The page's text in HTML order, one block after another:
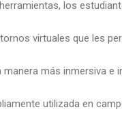
los
virtuales que les
más inmersiva e
utilizada en